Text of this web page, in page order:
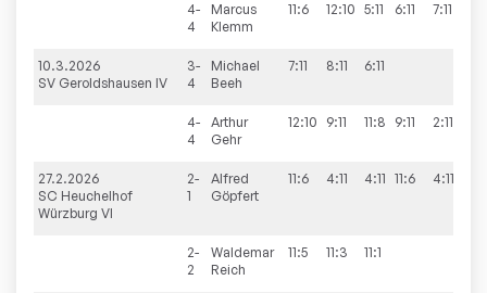
4-
4
Marcus
Klemm
11:6 12:10 5:11 6:11 7:11
10.3.2026
SV Geroldshausen IV
3-
4
Michael
Beeh
7:11 8:11 6:11
4-
4
Arthur
Gehr
12:10 9:11 11:8 9:11 2:11
27.2.2026
SC Heuchelhof
Würzburg VI
2-
1
Alfred
Göpfert
11:6 4:11 4:11 11:6 4:11
2-
2
Waldemar
Reich
11:5 11:3 11:1